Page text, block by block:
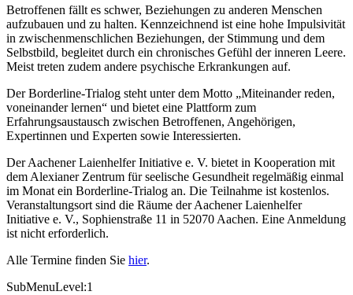
Betroffenen fällt es schwer, Beziehungen zu anderen Menschen
aufzubauen und zu halten. Kennzeichnend ist eine hohe Impulsivität
in zwischenmenschlichen Beziehungen, der Stimmung und dem
Selbstbild, begleitet durch ein chronisches Gefühl der inneren Leere.
Meist treten zudem andere psychische Erkrankungen auf.
Der Borderline-Trialog steht unter dem Motto „Miteinander reden,
voneinander lernen“ und bietet eine Plattform zum
Erfahrungsaustausch zwischen Betroffenen, Angehörigen,
Expertinnen und Experten sowie Interessierten.
Der Aachener Laienhelfer Initiative e. V. bietet in Kooperation mit
dem Alexianer Zentrum für seelische Gesundheit regelmäßig einmal
im Monat ein Borderline-Trialog an. Die Teilnahme ist kostenlos.
Veranstaltungsort sind die Räume der Aachener Laienhelfer
Initiative e. V., Sophienstraße 11 in 52070 Aachen. Eine Anmeldung
ist nicht erforderlich.
Alle Termine finden Sie hier.
SubMenuLevel:1